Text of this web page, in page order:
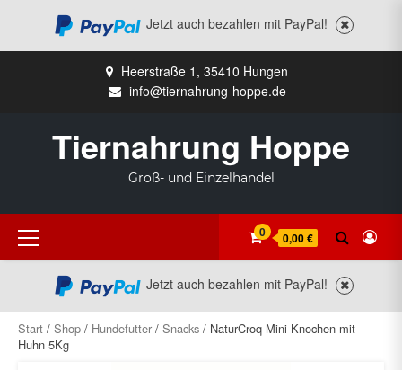
Jetzt auch bezahlen mit PayPal!
Heerstraße 1, 35410 Hungen
info@tiernahrung-hoppe.de
Tiernahrung Hoppe
Groß- und Einzelhandel
Primäres
Menü
0 0,00 €
Jetzt auch bezahlen mit PayPal!
Start / Shop / Hundefutter / Snacks / NaturCroq Mini Knochen mit
Huhn 5Kg